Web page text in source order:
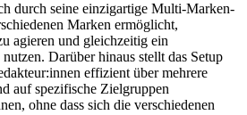
durch seine einzigartige Multi-Marken-
Marken ermöglicht,
agieren und gleichzeitig ein
Darüber hinaus stellt das Setup
effizient über mehrere
auf spezifische Zielgruppen
ohne dass sich die verschiedenen